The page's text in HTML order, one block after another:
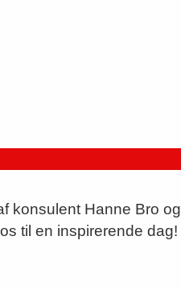
konsulent Hanne Bro og
til en inspirerende dag!